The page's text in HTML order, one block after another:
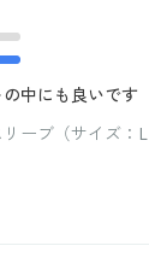
中にも良いです
ーブ（サイズ：